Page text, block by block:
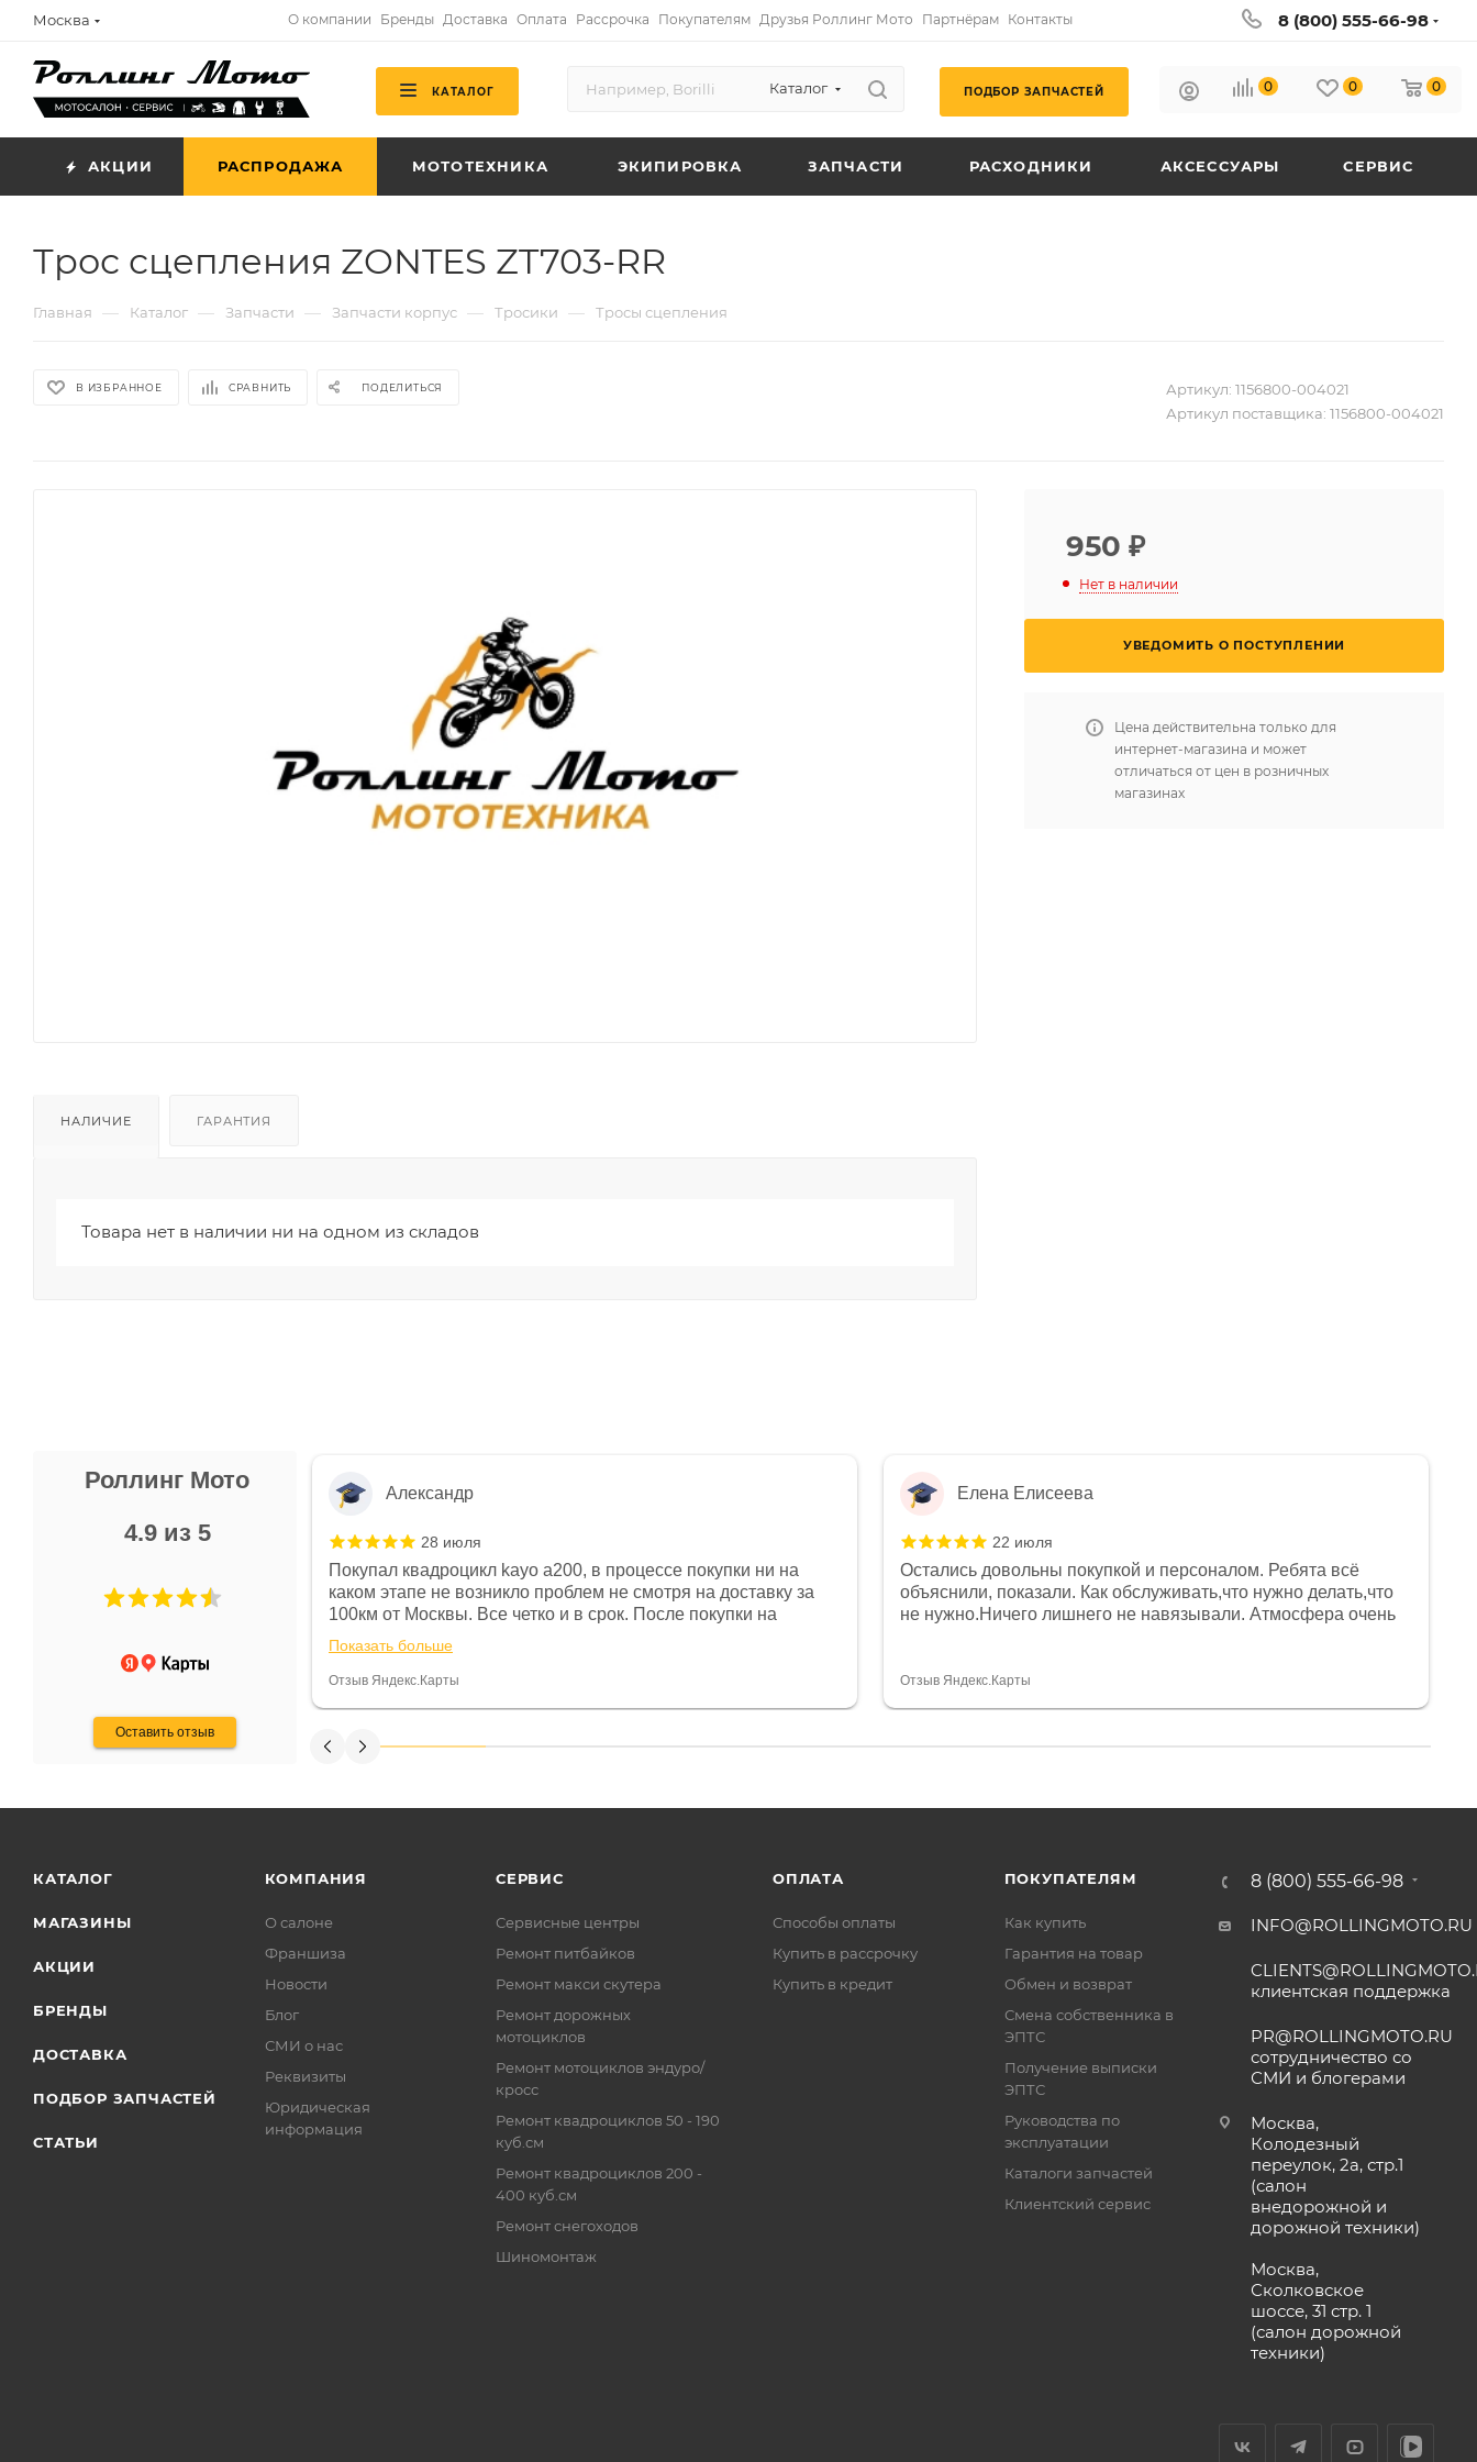
Москва О компании Бренды Доставка Оплата Рассрочка Покупателям Друзья Роллинг Мото Партнёрам Контакты 8 (800) 555-66-98
КАТАЛОГ Каталог ПОДБОР ЗАПЧАСТЕЙ 0 0 0
АКЦИИ РАСПРОДАЖА МОТОТЕХНИКА ЭКИПИРОВКА ЗАПЧАСТИ РАСХОДНИКИ АКСЕССУАРЫ СЕРВИС
Трос сцепления ZONTES ZT703-RR
Главная — Каталог — Запчасти — Запчасти корпус — Тросики — Тросы сцепления
В ИЗБРАННОЕ СРАВНИТЬ ПОДЕЛИТЬСЯ Артикул: 1156800-004021
Артикул поставщика: 1156800-004021
НАЛИЧИЕ ГАРАНТИЯ
Товара нет в наличии ни на одном из складов
950 ₽
Нет в наличии
УВЕДОМИТЬ О ПОСТУПЛЕНИИ
Цена действительна только для
интернет-магазина и может
отличаться от цен в розничных
магазинах
Роллинг Мото
4.9 из 5
Оставить отзыв
Не понравились условия
и дают только на год)
Александр
28 июля
Покупал квадроцикл kayo a200, в процессе покупки ни на
каком этапе не возникло проблем не смотря на доставку за
100км от Москвы. Все четко и в срок. После покупки на
спидометре всегда был 0, при этом представители магазина
постоянно были на связи и в итоге проблема была решена.
Считаю, что это говорит о небезразличии к клиенту после
Показать больше
Отзыв Яндекс.Карты
Елена Елисеева
22 июля
Остались довольны покупкой и персоналом. Ребята всё
объяснили, показали. Как обслуживать,что нужно делать,что
не нужно.Ничего лишнего не навязывали. Атмосфера очень
огромное спасибо Дмитрию, за клиентоориентированность и
Отзыв Яндекс.Карты
КАТАЛОГ
МАГАЗИНЫ
АКЦИИ
БРЕНДЫ
ДОСТАВКА
ПОДБОР ЗАПЧАСТЕЙ
СТАТЬИ
КОМПАНИЯ
О салоне
Франшиза
Новости
Блог
СМИ о нас
Реквизиты
Юридическая
информация
СЕРВИС
Сервисные центры
Ремонт питбайков
Ремонт макси скутера
Ремонт дорожных
мотоциклов
Ремонт мотоциклов эндуро/
кросс
Ремонт квадроциклов 50 - 190
куб.см
Ремонт квадроциклов 200 -
400 куб.см
Ремонт снегоходов
Шиномонтаж
ОПЛАТА
Способы оплаты
Купить в рассрочку
Купить в кредит
ПОКУПАТЕЛЯМ
Как купить
Гарантия на товар
Обмен и возврат
Смена собственника в
ЭПТС
Получение выписки
ЭПТС
Руководства по
эксплуатации
Каталоги запчастей
Клиентский сервис
8 (800) 555-66-98
INFO@ROLLINGMOTO.RU
клиентская поддержка
PR@ROLLINGMOTO.RU
сотрудничество со
СМИ и блогерами
Москва,
Колодезный
переулок, 2а, стр.1
(салон
внедорожной и
дорожной техники)
Москва,
Сколковское
шоссе, 31 стр. 1
(салон дорожной
техники)